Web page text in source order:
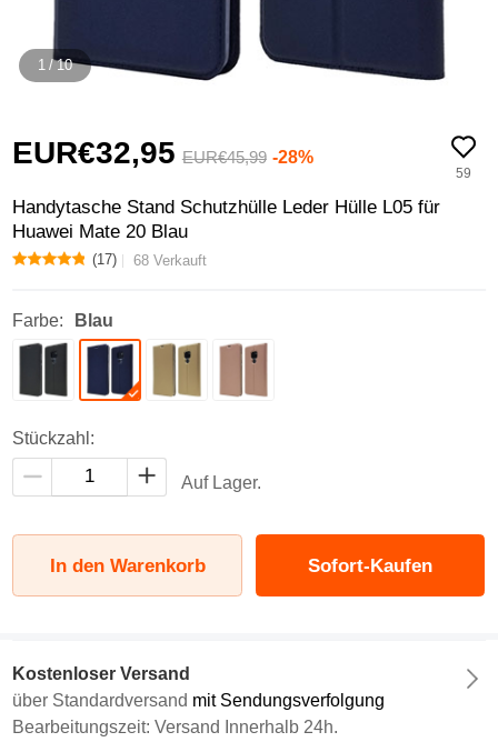
1 / 10
EUR€32,95 EUR€45,99 -28%
59
Handytasche Stand Schutzhülle Leder Hülle L05 für
Huawei Mate 20 Blau
(17) 68 Verkauft
Farbe: Blau
Stückzahl:
Auf Lager.
In den Warenkorb Sofort-Kaufen
Kostenloser Versand
über Standardversand mit Sendungsverfolgung
Bearbeitungszeit: Versand Innerhalb 24h.